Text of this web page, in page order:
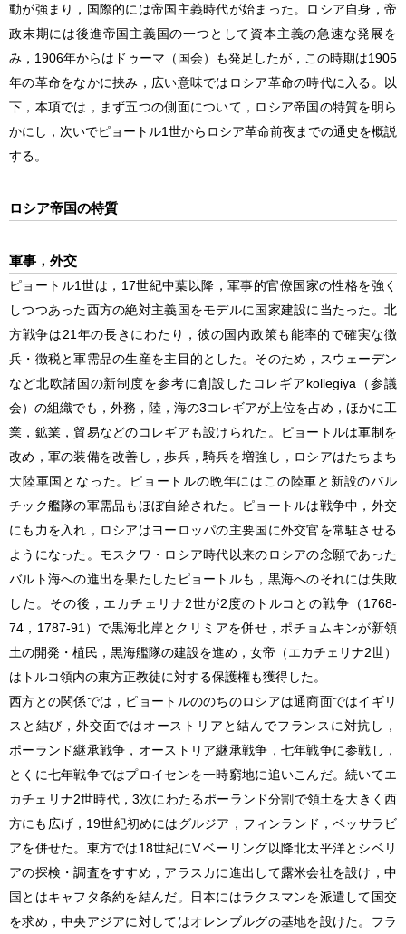
動が強まり，国際的には帝国主義時代が始まった。ロシア自身，帝
政末期には後進帝国主義国の一つとして資本主義の急速な発展を
み，1906年からはドゥーマ（国会）も発足したが，この時期は1905
年の革命をなかに挟み，広い意味ではロシア革命の時代に入る。以
下，本項では，まず五つの側面について，ロシア帝国の特質を明ら
かにし，次いでピョートル1世からロシア革命前夜までの通史を概説
する。
ロシア帝国の特質
軍事，外交
ピョートル1世は，17世紀中葉以降，軍事的官僚国家の性格を強く
しつつあった西方の絶対主義国をモデルに国家建設に当たった。北
方戦争は21年の長きにわたり，彼の国内政策も能率的で確実な徴
兵・徴税と軍需品の生産を主目的とした。そのため，スウェーデン
など北欧諸国の新制度を参考に創設したコレギアkollegiya（参議
会）の組織でも，外務，陸，海の3コレギアが上位を占め，ほかに工
業，鉱業，貿易などのコレギアも設けられた。ピョートルは軍制を
改め，軍の装備を改善し，歩兵，騎兵を増強し，ロシアはたちまち
大陸軍国となった。ピョートルの晩年にはこの陸軍と新設のバル
チック艦隊の軍需品もほぼ自給された。ピョートルは戦争中，外交
にも力を入れ，ロシアはヨーロッパの主要国に外交官を常駐させる
ようになった。モスクワ・ロシア時代以来のロシアの念願であった
バルト海への進出を果たしたピョートルも，黒海へのそれには失敗
した。その後，エカチェリナ2世が2度のトルコとの戦争（1768-
74，1787-91）で黒海北岸とクリミアを併せ，ポチョムキンが新領
土の開発・植民，黒海艦隊の建設を進め，女帝（エカチェリナ2世）
はトルコ領内の東方正教徒に対する保護権も獲得した。
西方との関係では，ピョートルののちのロシアは通商面ではイギリ
スと結び，外交面ではオーストリアと結んでフランスに対抗し，
ポーランド継承戦争，オーストリア継承戦争，七年戦争に参戦し，
とくに七年戦争ではプロイセンを一時窮地に追いこんだ。続いてエ
カチェリナ2世時代，3次にわたるポーランド分割で領土を大きく西
方にも広げ，19世紀初めにはグルジア，フィンランド，ベッサラビ
アを併せた。東方では18世紀にV.ベーリング以降北太平洋とシベリ
アの探検・調査をすすめ，アラスカに進出して露米会社を設け，中
国とはキャフタ条約を結んだ。日本にはラクスマンを派遣して国交
を求め，中央アジアに対してはオレンブルグの基地を設けた。フラ